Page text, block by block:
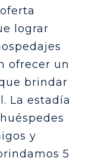
lograr
ofrecer un
brindar
La estadía
y
5